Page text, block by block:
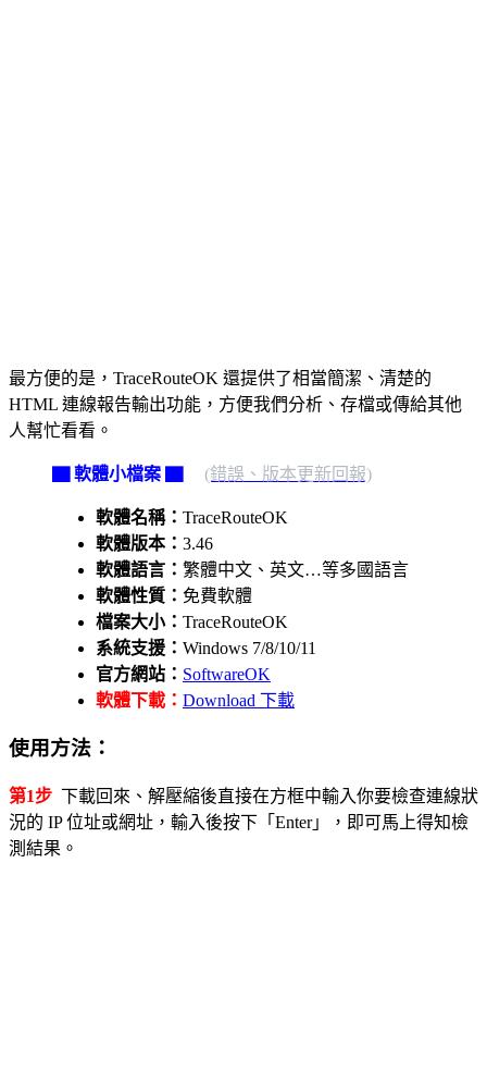
最方便的是，TraceRouteOK 還提供了相當簡潔、清楚的
HTML 連線報告輸出功能，方便我們分析、存檔或傳給其他
人幫忙看看。
▇ 軟體小檔案 ▇ (錯誤、版本更新回報)
軟體名稱： TraceRouteOK
軟體版本： 3.46
軟體語言： 繁體中文、英文…等多國語言
軟體性質： 免費軟體
檔案大小： TraceRouteOK
系統支援： Windows 7/8/10/11
官方網站： SoftwareOK
軟體下載： Download 下載
使用方法：
第1步 下載回來、解壓縮後直接在方框中輸入你要檢查連線狀
況的 IP 位址或網址，輸入後按下「Enter」，即可馬上得知檢
測結果。